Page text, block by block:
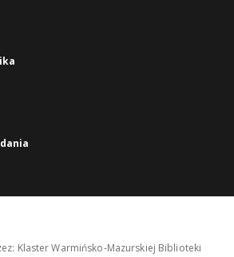
Klaster Warmińsko-Mazurskiej Biblioteki